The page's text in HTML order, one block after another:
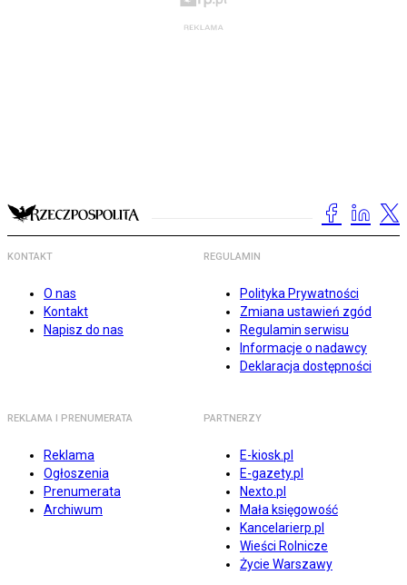
KONTAKT
O nas
Kontakt
Napisz do nas
REGULAMIN
Polityka Prywatności
Zmiana ustawień zgód
Regulamin serwisu
Informacje o nadawcy
Deklaracja dostępności
REKLAMA I PRENUMERATA
Reklama
Ogłoszenia
Prenumerata
Archiwum
PARTNERZY
E-kiosk.pl
E-gazety.pl
Nexto.pl
Mała księgowość
Kancelarierp.pl
Wieści Rolnicze
Życie Warszawy